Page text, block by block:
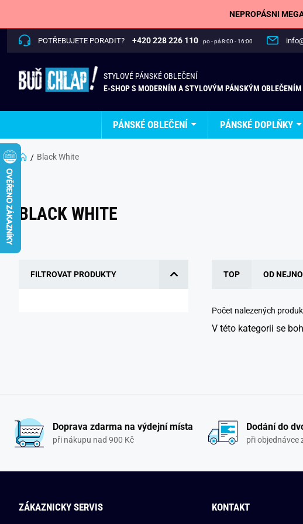
NEPROPÁSNI
POTŘEBUJETE PORADIT? +420 228 226 110 po - pá 8:00 - 16:00
STYLOVÉ PÁNSKÉ OBLEČENÍ
E-SHOP S MODERNÍM A STYLOVÝM PÁNSKÝM OBLEČENÍM
PÁNSKÉ OBLEČENÍ PÁNSKÉ DOPLŇKY
Black White
BLACK WHITE
FILTROVAT PRODUKTY TOP OD
Počet nalezených
V této kategorii se
Doprava zdarma na výdejní místa
při nákupu nad 900 Kč
Dodání do
při objednávce
ZÁKAZNICKY SERVIS KONTAKT